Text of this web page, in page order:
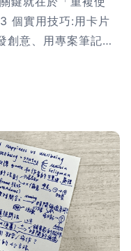
個實用技巧:用卡片
創意、用專案筆記讓
讓你的卡片盒筆記